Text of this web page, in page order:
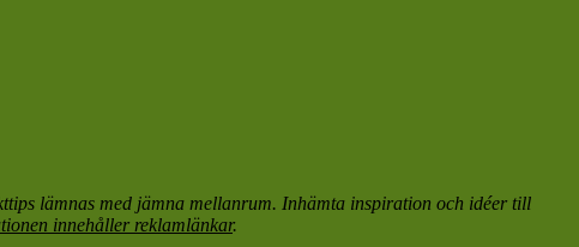
lämnas med jämna mellanrum. Inhämta inspiration och idéer till
innehåller reklamlänkar.